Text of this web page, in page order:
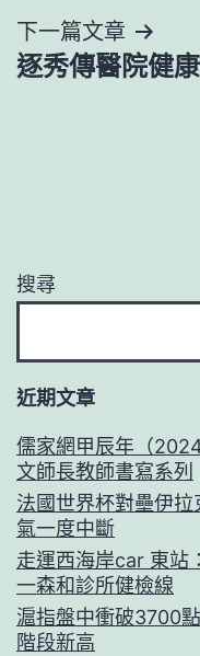
覽
下一篇文章
逐秀傳醫院健
搜尋
近期文章
儒家網甲辰年（
文師長教師書寫系列
法國世界杯對壘伊
氣一度中斷
走運西海岸car 東站
一森和診所健檢線
滬指盤中衝破3700
階段新高